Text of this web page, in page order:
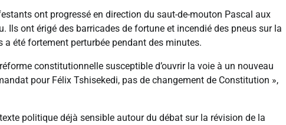
ont progressé en direction du saut-de-mouton Pascal aux
Ils ont érigé des barricades de fortune et incendié des pneus sur la
été fortement perturbée pendant des minutes.
constitutionnelle susceptible d’ouvrir la voie à un nouveau
pour Félix Tshisekedi, pas de changement de Constitution »,
politique déjà sensible autour du débat sur la révision de la